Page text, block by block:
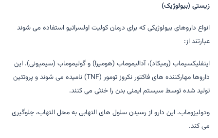
زیستی (بیولوژیک)
انواع داروهای بیولوژیکی که برای درمان کولیت اولسراتیو استفاده می شوند
عبارتند از:
اینفلیکسیماب (رمیکاد)، آدالیموماب (هومیرا) و گولیموماب (سیمپونی). این
داروها مهارکننده های فاکتور نکروز تومور (TNF) نامیده می شوند و پروتئین
تولید شده توسط سیستم ایمنی بدن را خنثی می کنند.
ودولیزوماب. این دارو از رسیدن سلول های التهابی به محل التهاب، جلوگیری
می کند.